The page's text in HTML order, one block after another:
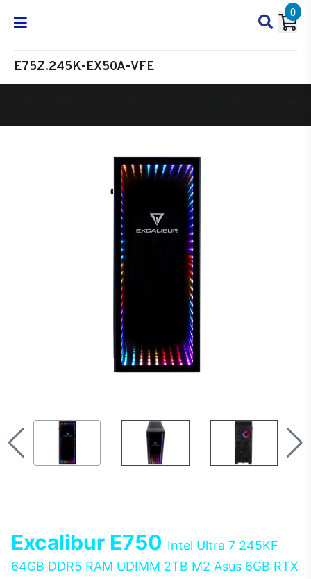
0
E75Z.245K-EX50A-VFE
Excalibur E750 Intel Ultra 7 245KF
64GB DDR5 RAM UDIMM 2TB M2 Asus 6GB RTX